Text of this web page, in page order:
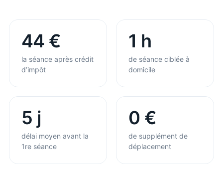
44 €
la séance après crédit
d’impôt
1 h
de séance ciblée à
domicile
5 j
délai moyen avant la
1re séance
0 €
de supplément de
déplacement